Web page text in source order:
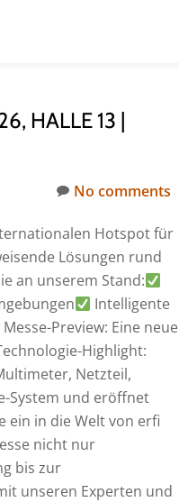
HALLE 13 |
No comments
Hotspot für
Lösungen rund
an unserem Stand:
Intelligente
Messe-Preview: Eine neue
Highlight:
Netzteil,
System und eröffnet
ein in die Welt von erfi
nicht nur
bis zur
unseren Experten und